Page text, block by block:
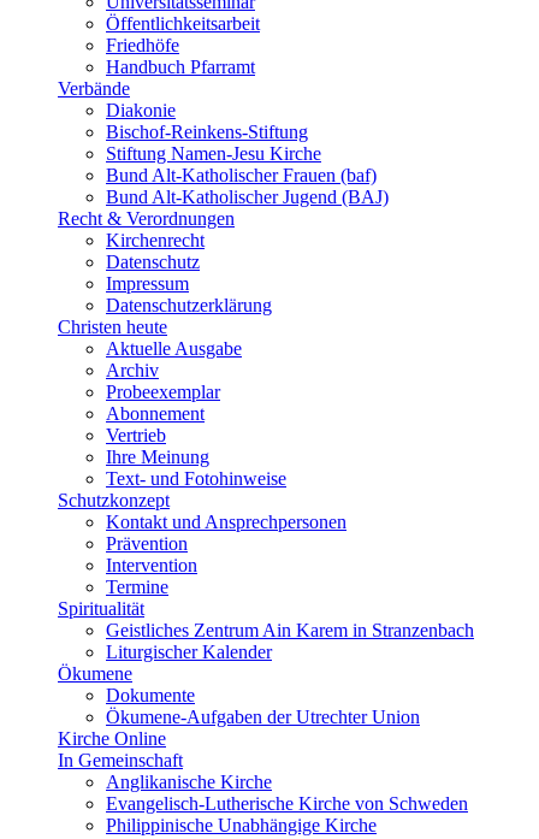
Öffentlichkeitsarbeit
Friedhöfe
Handbuch Pfarramt
Verbände
Diakonie
Bischof-Reinkens-Stiftung
Stiftung Namen-Jesu Kirche
Bund Alt-Katholischer Frauen (baf)
Bund Alt-Katholischer Jugend (BAJ)
Recht & Verordnungen
Kirchenrecht
Datenschutz
Impressum
Datenschutzerklärung
Christen heute
Aktuelle Ausgabe
Archiv
Probeexemplar
Abonnement
Vertrieb
Ihre Meinung
Text- und Fotohinweise
Schutzkonzept
Kontakt und Ansprechpersonen
Prävention
Intervention
Termine
Spiritualität
Geistliches Zentrum Ain Karem in Stranzenbach
Liturgischer Kalender
Ökumene
Dokumente
Ökumene-Aufgaben der Utrechter Union
Kirche Online
In Gemeinschaft
Anglikanische Kirche
Evangelisch-Lutherische Kirche von Schweden
Philippinische Unabhängige Kirche